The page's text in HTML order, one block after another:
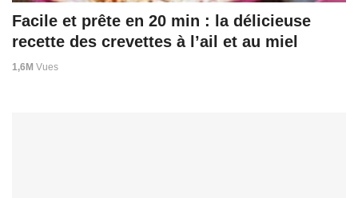
Facile et prête en 20 min : la délicieuse
recette des crevettes à l’ail et au miel
1,6M Vues